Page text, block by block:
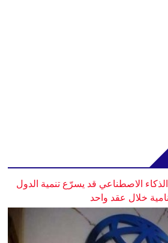
الذكاء الاصطناعي قد يسرّع تنمية الدول
خلال عقد واحد